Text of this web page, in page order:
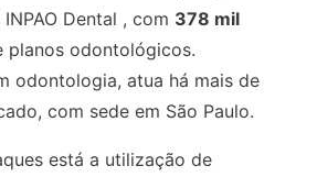
Dental , com 378 mil
planos odontológicos.
odontologia, atua há mais de
com sede em São Paulo.
está a utilização de